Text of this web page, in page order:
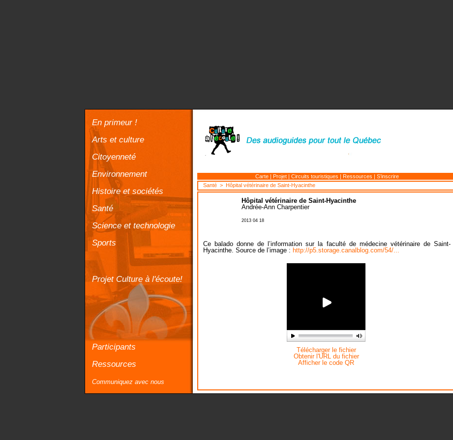
En primeur !
Arts et culture
Citoyenneté
Environnement
Histoire et sociétés
Santé
Science et technologie
Sports
Projet Culture à l'écoute!
Participants
Ressources
Communiquez avec nous
Carte | Projet | Circuits touristiques | Ressources | S’inscrire
Santé > Hôpital vétérinaire de Saint-Hyacinthe
Hôpital vétérinaire de Saint-Hyacinthe
Andrée-Ann Charpentier
2013 04 18
Ce balado donne de l’information sur la faculté de médecine vétérinaire de Saint-
Hyacinthe. Source de l’image : http://p5.storage.canalblog.com/54/...
Télécharger le fichier
Obtenir l'URL du fichier
Afficher le code QR